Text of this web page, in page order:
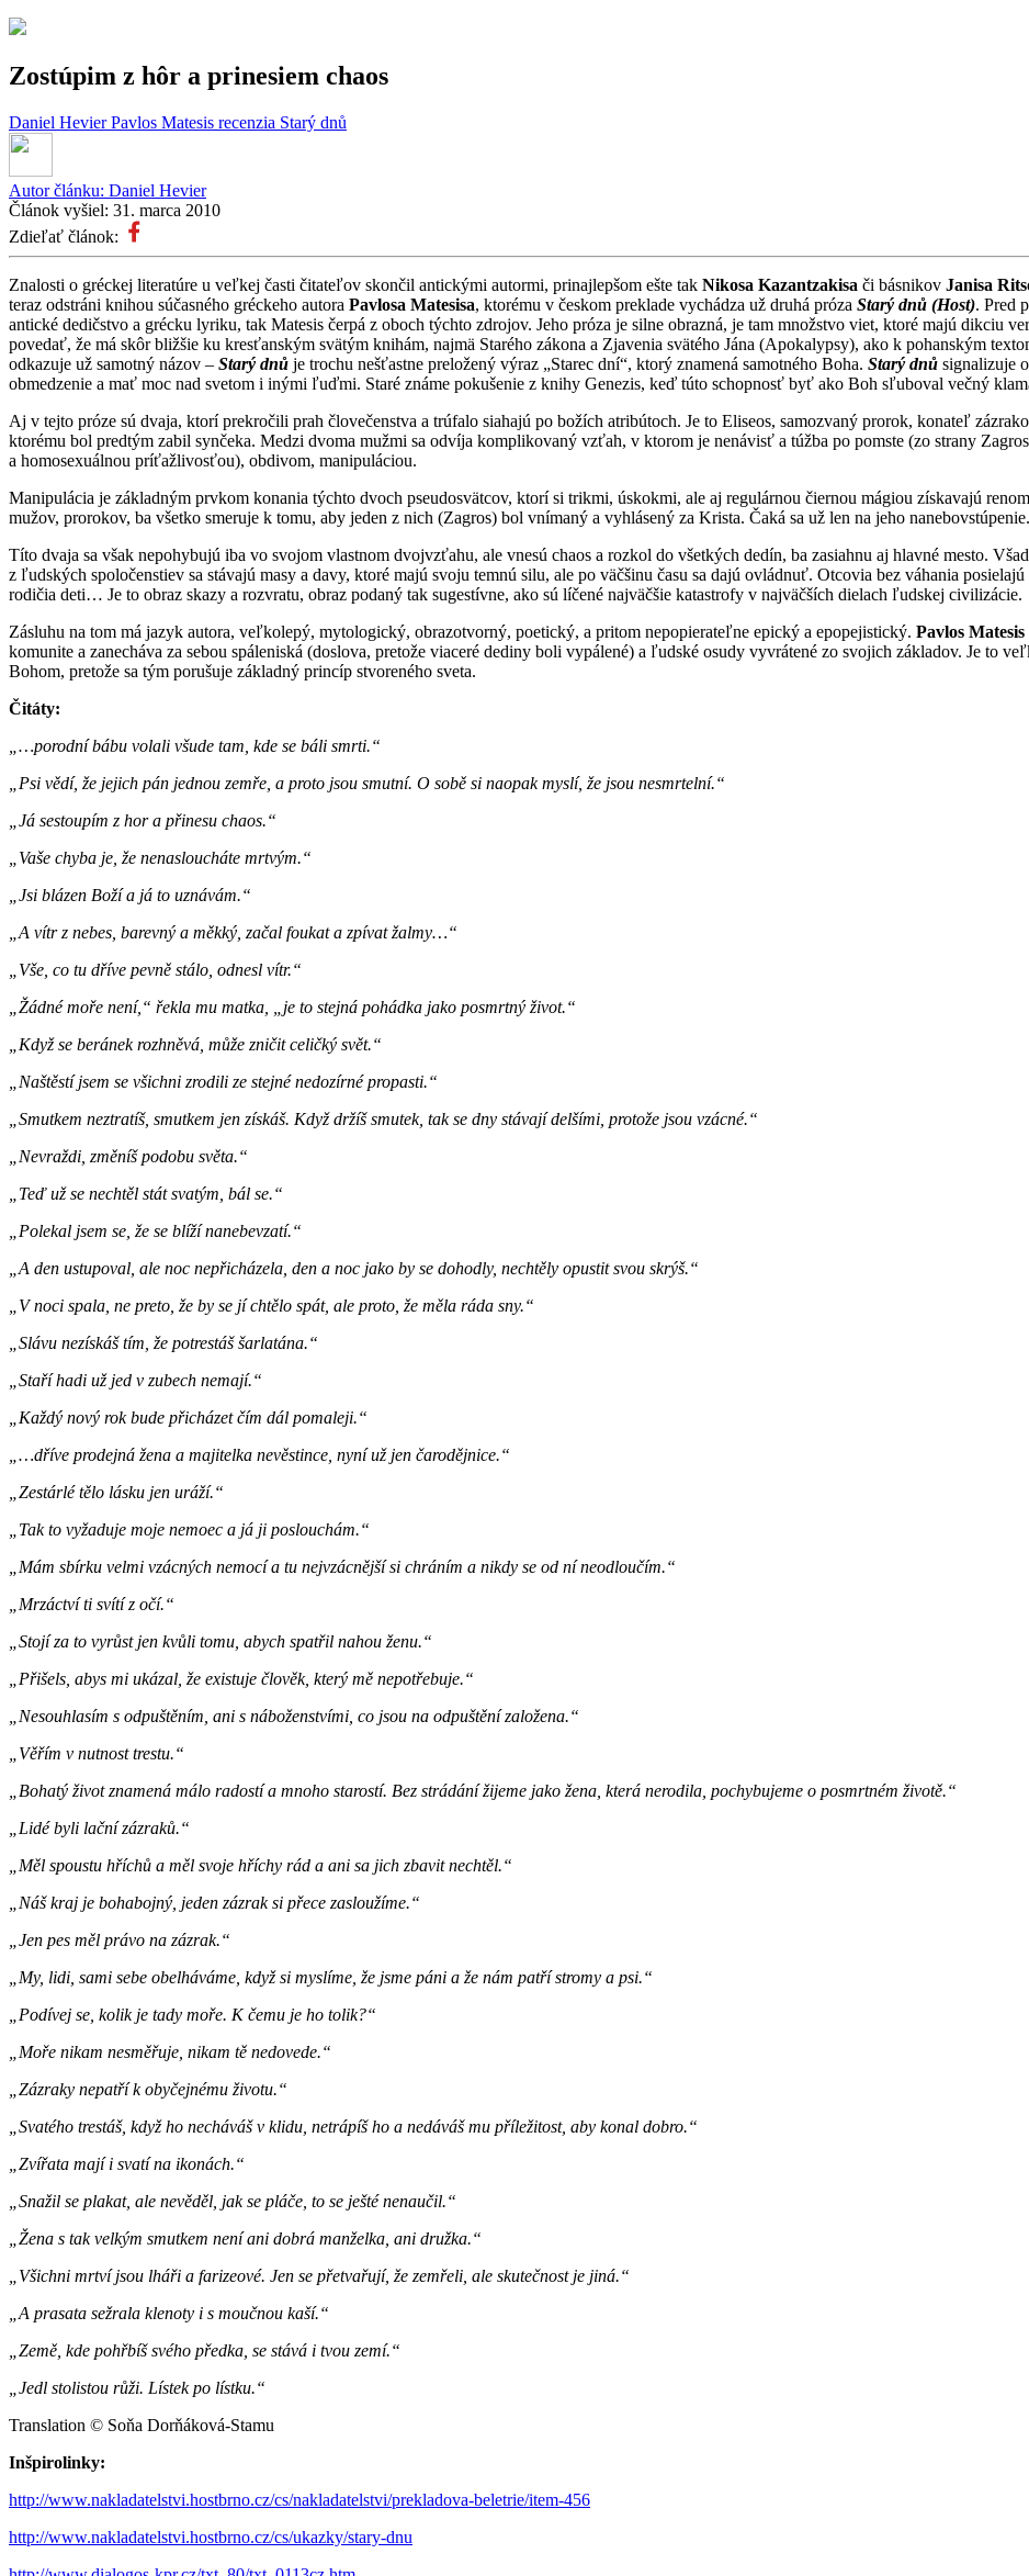
Zostúpim z hôr a prinesiem chaos
Daniel HevierPavlos Matesis recenzia Starý dnů
Autor článku: Daniel Hevier
Článok vyšiel: 31. marca 2010
Zdieľať článok:
Znalosti o gréckej literatúre u veľkej časti čitateľov skončil antickými autormi, prinajlepšom ešte tak Nikosa Kazantzakisa či básnikov Janisa
teraz odstráni knihou súčasného gréckeho autora Pavlosa Matesisa, ktorému v českom preklade vychádza už druhá próza Starý dnů (Host). Pred
antické dedičstvo a grécku lyriku, tak Matesis čerpá z oboch týchto zdrojov. Jeho próza je silne obrazná, je tam množstvo viet, ktoré majú dikciu
povedať, že má skôr bližšie ku kresťanským svätým knihám, najmä Starého zákona a Zjavenia svätého Jána (Apokalypsy), ako k pohanským
odkazuje už samotný názov – Starý dnů je trochu nešťastne preložený výraz „Starec dní“, ktorý znamená samotného Boha. Starý dnů signalizuje
obmedzenie a mať moc nad svetom i inými ľuďmi. Staré známe pokušenie z knihy Genezis, keď túto schopnosť byť ako Boh sľuboval večný
Aj v tejto próze sú dvaja, ktorí prekročili prah človečenstva a trúfalo siahajú po božích atribútoch. Je to Eliseos, samozvaný prorok, konateľ
ktorému bol predtým zabil synčeka. Medzi dvoma mužmi sa odvíja komplikovaný vzťah, v ktorom je nenávisť a túžba po pomste (zo strany
a homosexuálnou príťažlivosťou), obdivom, manipuláciou.
Manipulácia je základným prvkom konania týchto dvoch pseudosvätcov, ktorí si trikmi, úskokmi, ale aj regulárnou čiernou mágiou získavajú
mužov, prorokov, ba všetko smeruje k tomu, aby jeden z nich (Zagros) bol vnímaný a vyhlásený za Krista. Čaká sa už len na jeho nanebovstúpenie.
Títo dvaja sa však nepohybujú iba vo svojom vlastnom dvojvzťahu, ale vnesú chaos a rozkol do všetkých dedín, ba zasiahnu aj hlavné mesto.
z ľudských spoločenstiev sa stávajú masy a davy, ktoré majú svoju temnú silu, ale po väčšinu času sa dajú ovládnuť. Otcovia bez váhania
rodičia deti… Je to obraz skazy a rozvratu, obraz podaný tak sugestívne, ako sú líčené najväčšie katastrofy v najväčších dielach ľudskej civilizácie.
Zásluhu na tom má jazyk autora, veľkolepý, mytologický, obrazotvorný, poetický, a pritom nepopierateľne epický a epopejistický. Pavlos Matesis
komunite a zanecháva za sebou spáleniská (doslova, pretože viaceré dediny boli vypálené) a ľudské osudy vyvrátené zo svojich základov. Je to
Bohom, pretože sa tým porušuje základný princíp stvoreného sveta.
Čitáty:
„…porodní bábu volali všude tam, kde se báli smrti.“
„Psi vědí, že jejich pán jednou zemře, a proto jsou smutní. O sobě si naopak myslí, že jsou nesmrtelní.“
„Já sestoupím z hor a přinesu chaos.“
„Vaše chyba je, že nenasloucháte mrtvým.“
„Jsi blázen Boží a já to uznávám.“
„A vítr z nebes, barevný a měkký, začal foukat a zpívat žalmy…“
„Vše, co tu dříve pevně stálo, odnesl vítr.“
„Žádné moře není,“ řekla mu matka, „je to stejná pohádka jako posmrtný život.“
„Když se beránek rozhněvá, může zničit celičký svět.“
„Naštěstí jsem se všichni zrodili ze stejné nedozírné propasti.“
„Smutkem neztratíš, smutkem jen získáš. Když držíš smutek, tak se dny stávají delšími, protože jsou vzácné.“
„Nevraždi, změníš podobu světa.“
„Teď už se nechtěl stát svatým, bál se.“
„Polekal jsem se, že se blíží nanebevzatí.“
„A den ustupoval, ale noc nepřicházela, den a noc jako by se dohodly, nechtěly opustit svou skrýš.“
„V noci spala, ne preto, že by se jí chtělo spát, ale proto, že měla ráda sny.“
„Slávu nezískáš tím, že potrestáš šarlatána.“
„Staří hadi už jed v zubech nemají.“
„Každý nový rok bude přicházet čím dál pomaleji.“
„…dříve prodejná žena a majitelka nevěstince, nyní už jen čarodějnice.“
„Zestárlé tělo lásku jen uráží.“
„Tak to vyžaduje moje nemoec a já ji poslouchám.“
„Mám sbírku velmi vzácných nemocí a tu nejvzácnější si chráním a nikdy se od ní neodloučím.“
„Mrzáctví ti svítí z očí.“
„Stojí za to vyrůst jen kvůli tomu, abych spatřil nahou ženu.“
„Přišels, abys mi ukázal, že existuje člověk, který mě nepotřebuje.“
„Nesouhlasím s odpuštěním, ani s náboženstvími, co jsou na odpuštění založena.“
„Věřím v nutnost trestu.“
„Bohatý život znamená málo radostí a mnoho starostí. Bez strádání žijeme jako žena, která nerodila, pochybujeme o posmrtném životě.“
„Lidé byli lační zázraků.“
„Měl spoustu hříchů a měl svoje hříchy rád a ani sa jich zbavit nechtěl.“
„Náš kraj je bohabojný, jeden zázrak si přece zasloužíme.“
„Jen pes měl právo na zázrak.“
„My, lidi, sami sebe obelháváme, když si myslíme, že jsme páni a že nám patří stromy a psi.“
„Podívej se, kolik je tady moře. K čemu je ho tolik?“
„Moře nikam nesměřuje, nikam tě nedovede.“
„Zázraky nepatří k obyčejnému životu.“
„Svatého trestáš, když ho necháváš v klidu, netrápíš ho a nedáváš mu příležitost, aby konal dobro.“
„Zvířata mají i svatí na ikonách.“
„Snažil se plakat, ale nevěděl, jak se pláče, to se ješté nenaučil.“
„Žena s tak velkým smutkem není ani dobrá manželka, ani družka.“
„Všichni mrtví jsou lháři a farizeové. Jen se přetvařují, že zemřeli, ale skutečnost je jiná.“
„A prasata sežrala klenoty i s moučnou kaší.“
„Země, kde pohřbíš svého předka, se stává i tvou zemí.“
„Jedl stolistou růži. Lístek po lístku.“
Translation © Soňa Dorňáková-Stamu
Inšpirolinky:
http://www.nakladatelstvi.hostbrno.cz/cs/nakladatelstvi/prekladova-beletrie/item-456
http://www.nakladatelstvi.hostbrno.cz/cs/ukazky/stary-dnu